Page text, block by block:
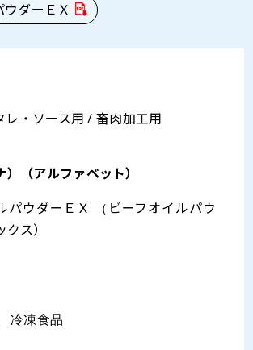
ウダーＥＸ
レ・ソース用 / 畜肉加工用
（アルファベット）
パウダーＥＸ （ビーフオイルパウ
ス）
冷凍食品